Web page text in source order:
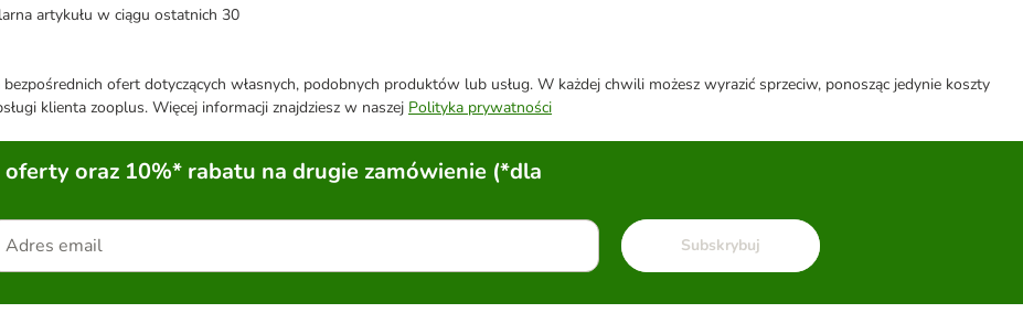
artykułu w ciągu ostatnich 30
ofert dotyczących własnych, podobnych produktów lub usług. W każdej chwili możesz wyrazić sprzeciw, ponosząc jedynie koszty
klienta zooplus. Więcej informacji znajdziesz w naszej Polityka prywatności
oraz 10%* rabatu na drugie zamówienie (*dla
Subskrybuj